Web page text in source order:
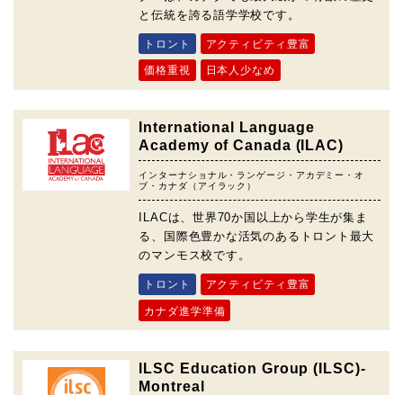
と伝統を誇る語学学校です。
トロント アクティビティ豊富
価格重視 日本人少なめ
International Language
Academy of Canada (ILAC)
インターナショナル・ランゲージ・アカデミー・オ
ブ・カナダ（アイラック）
ILACは、世界70か国以上から学生が集ま
る、国際色豊かな活気のあるトロント最大
のマンモス校です。
トロント アクティビティ豊富
カナダ進学準備
ILSC Education Group (ILSC)-
Montreal